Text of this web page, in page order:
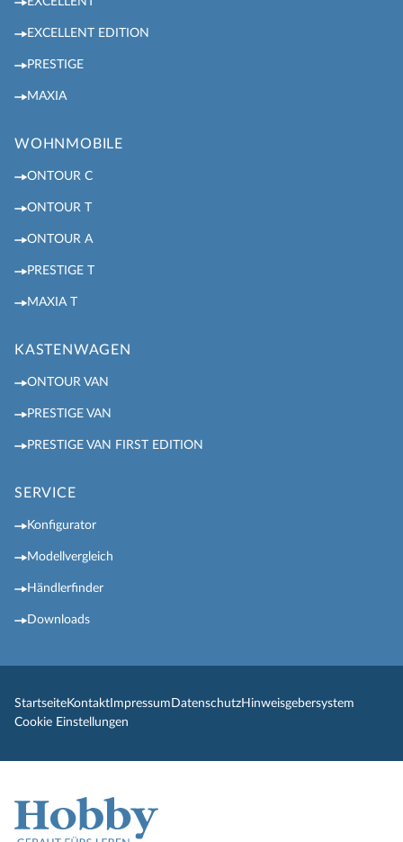
EXCELLENT EDITION
PRESTIGE
MAXIA
WOHNMOBILE
ONTOUR C
ONTOUR T
ONTOUR A
PRESTIGE T
MAXIA T
KASTENWAGEN
ONTOUR VAN
PRESTIGE VAN
PRESTIGE VAN FIRST EDITION
SERVICE
Konfigurator
Modellvergleich
Händlerfinder
Downloads
StartseiteKontakt Impressum DatenschutzHinweisgebersystem
Cookie Einstellungen